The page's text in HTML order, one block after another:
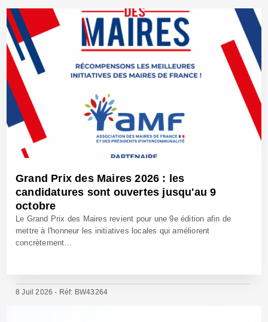
Grand Prix des Maires 2026 : les
candidatures sont ouvertes jusqu'au 9
octobre
Le Grand Prix des Maires revient pour une 9e édition afin de
mettre à l'honneur les initiatives locales qui améliorent
concrètement...
8 Juil 2026 - Réf: BW43264